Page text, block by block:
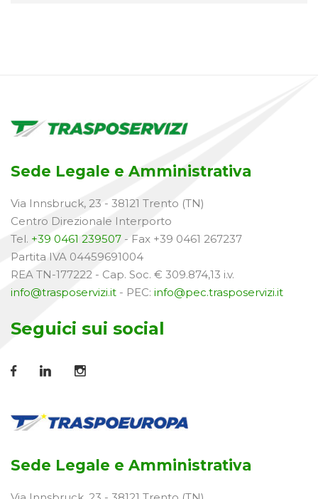
Sede Legale e Amministrativa
Via Innsbruck, 23 - 38121 Trento (TN)
Centro Direzionale Interporto
Tel. +39 0461 239507 - Fax +39 0461 267237
Partita IVA 04459691004
REA TN-177222 - Cap. Soc. € 309.874,13 i.v.
info@trasposervizi.it - PEC: info@pec.trasposervizi.it
Seguici sui social
Sede Legale e Amministrativa